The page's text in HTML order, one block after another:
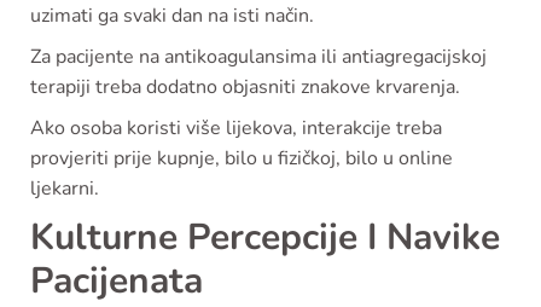
uzimati ga svaki dan na isti način.
Za pacijente na antikoagulansima ili antiagregacijskoj
terapiji treba dodatno objasniti znakove krvarenja.
Ako osoba koristi više lijekova, interakcije treba
provjeriti prije kupnje, bilo u fizičkoj, bilo u online
ljekarni.
Kulturne Percepcije I Navike
Pacijenata